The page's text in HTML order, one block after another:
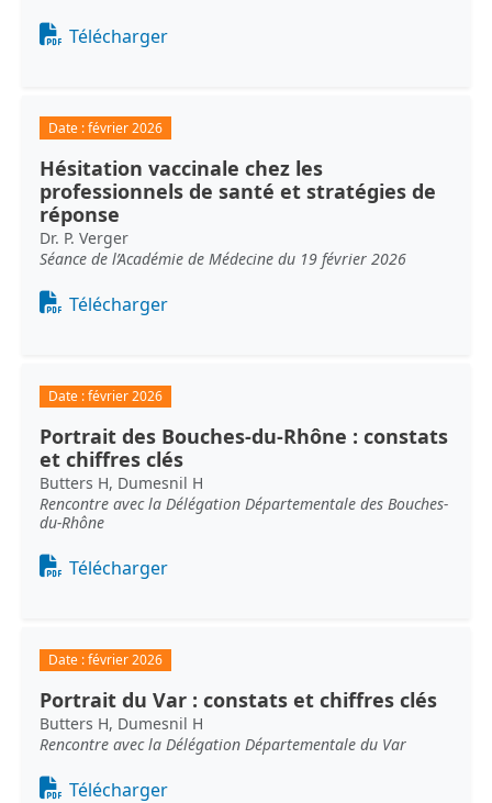
Document
Télécharger
Date :février 2026
Hésitation vaccinale chez les
professionnels de santé et stratégies de
réponse
Dr. P. Verger
Séance de l’Académie de Médecine du 19 février 2026
Document
Télécharger
Date :février 2026
Portrait des Bouches-du-Rhône : constats
et chiffres clés
Butters H, Dumesnil H
Rencontre avec la Délégation Départementale des Bouches-
du-Rhône
Document
Télécharger
Date :février 2026
Portrait du Var : constats et chiffres clés
Butters H, Dumesnil H
Rencontre avec la Délégation Départementale du Var
Document
Télécharger